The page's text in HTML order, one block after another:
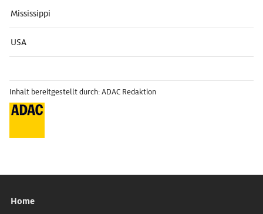
Mississippi
USA
Inhalt bereitgestellt durch: ADAC Redaktion
Home